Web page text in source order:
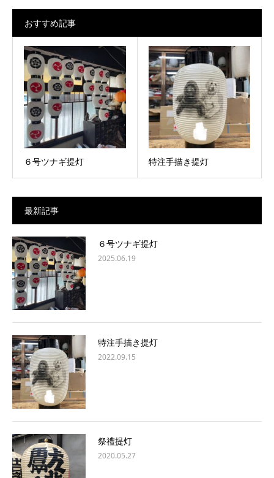
おすすめ記事
６号ツナギ提灯 特注手描き提灯
最新記事
６号ツナギ提灯
2025.06.19
特注手描き提灯
2022.09.15
祭禮提灯
2020.05.27